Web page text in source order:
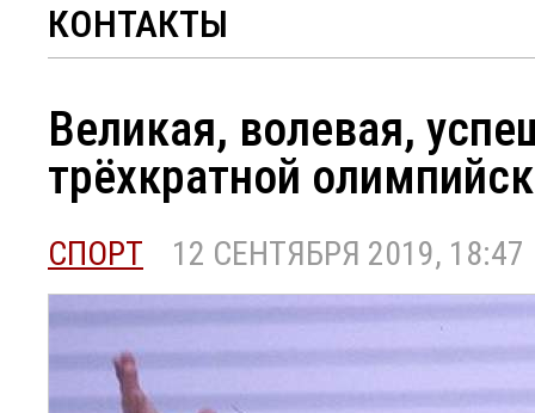
КОНТАКТЫ
Великая, волевая,
трёхкратной
СПОРТ 12 СЕНТЯБРЯ 2019, 18:47